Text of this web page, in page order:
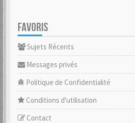
FAVORIS
Sujets Récents
Messages privés
Politique de Confidentialité
Conditions d'utilisation
Contact